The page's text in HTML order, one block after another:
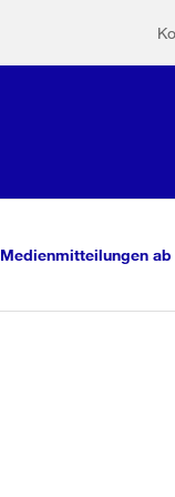
Medienmitteilungen ab